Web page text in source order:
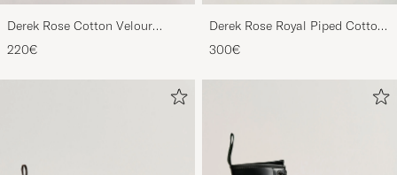
Derek Rose Cotton Velour
Striped Gown Red/Blue
220€
Derek Rose Royal Piped Cotton
Pyjama Set Navy
300€